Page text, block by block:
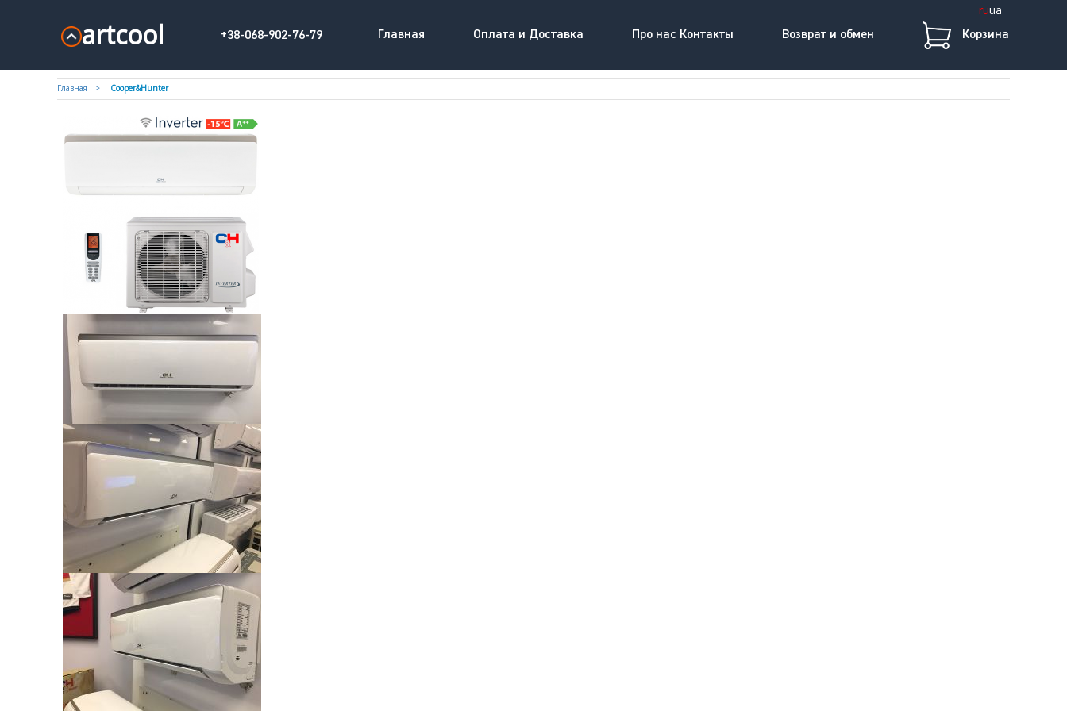
ruua
artcool +38-068-902-76-79 Главная Оплата и Доставка Про нас Контакты Возврат и обмен Корзина
Главная Cooper&Hunter